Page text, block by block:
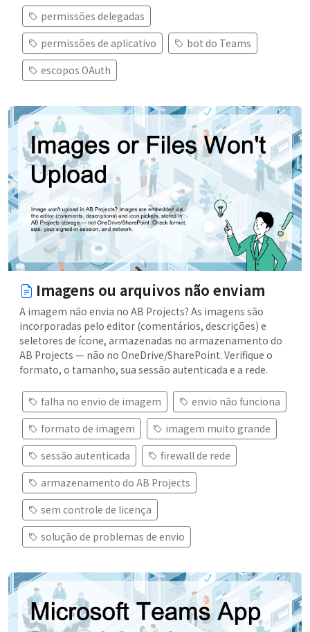
permissões delegadas
permissões de aplicativo
bot do Teams
escopos OAuth
Imagens ou arquivos não enviam
A imagem não envia no AB Projects? As imagens são
incorporadas pelo editor (comentários, descrições) e
seletores de ícone, armazenadas no armazenamento do
AB Projects — não no OneDrive/SharePoint. Verifique o
formato, o tamanho, sua sessão autenticada e a rede.
falha no envio de imagem
envio não funciona
formato de imagem
imagem muito grande
sessão autenticada
firewall de rede
armazenamento do AB Projects
sem controle de licença
solução de problemas de envio